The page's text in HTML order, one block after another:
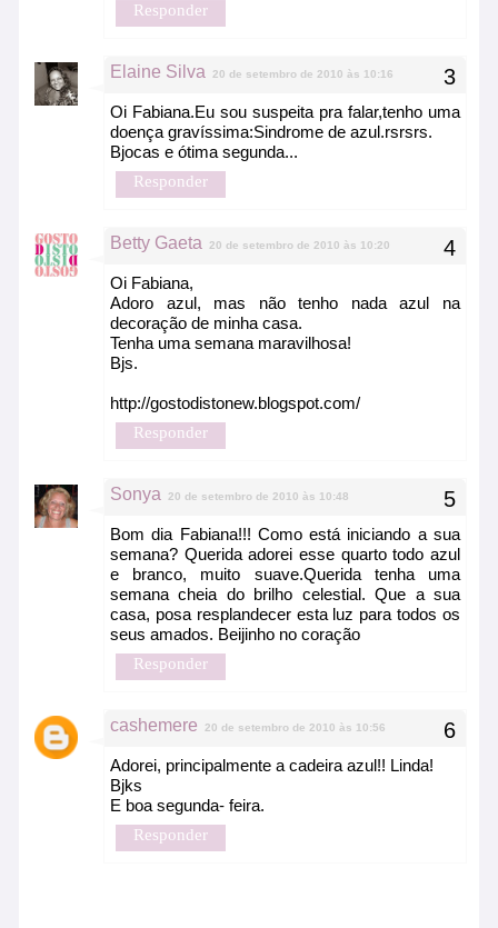
Responder
Elaine Silva 20 de setembro de 2010 às 10:16
Oi Fabiana.Eu sou suspeita pra falar,tenho uma
doença gravíssima:Sindrome de azul.rsrsrs.
Bjocas e ótima segunda...
Responder
Betty Gaeta 20 de setembro de 2010 às 10:20
Oi Fabiana,
Adoro azul, mas não tenho nada azul na
decoração de minha casa.
Tenha uma semana maravilhosa!
Bjs.
http://gostodistonew.blogspot.com/
Responder
Sonya 20 de setembro de 2010 às 10:48
Bom dia Fabiana!!! Como está iniciando a sua
semana? Querida adorei esse quarto todo azul
e branco, muito suave.Querida tenha uma
semana cheia do brilho celestial. Que a sua
casa, posa resplandecer esta luz para todos os
seus amados. Beijinho no coração
Responder
cashemere 20 de setembro de 2010 às 10:56
Adorei, principalmente a cadeira azul!! Linda!
Bjks
E boa segunda- feira.
Responder